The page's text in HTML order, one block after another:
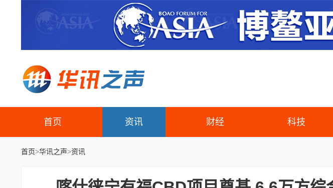
首页 资讯 财经 科技
首页>华讯之声>资讯